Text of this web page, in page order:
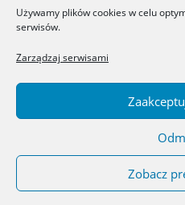
Używamy plików cookies w celu
serwisów.
Zarządzaj serwisami
Zobacz
Blog o
recenzje i
Theme: ColorMag by